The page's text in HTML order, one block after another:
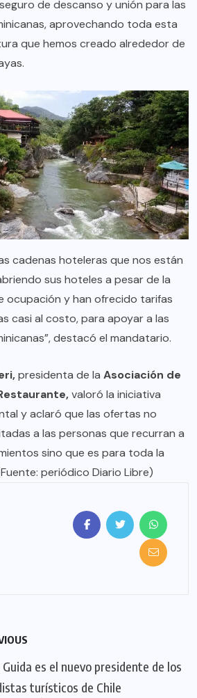
de descanso y unión para las
aprovechando toda esta
que hemos creado alrededor de
cadenas hoteleras que nos están
sus hoteles a pesar de la
ocupación y han ofrecido tarifas
casi al costo, para apoyar a las
destacó el mandatario.
presidenta de la Asociación de
valoró la iniciativa
y aclaró que las ofertas no
a las personas que recurran a
sino que es para toda la
periódico Diario Libre)
Guida es el nuevo presidente de los
turísticos de Chile